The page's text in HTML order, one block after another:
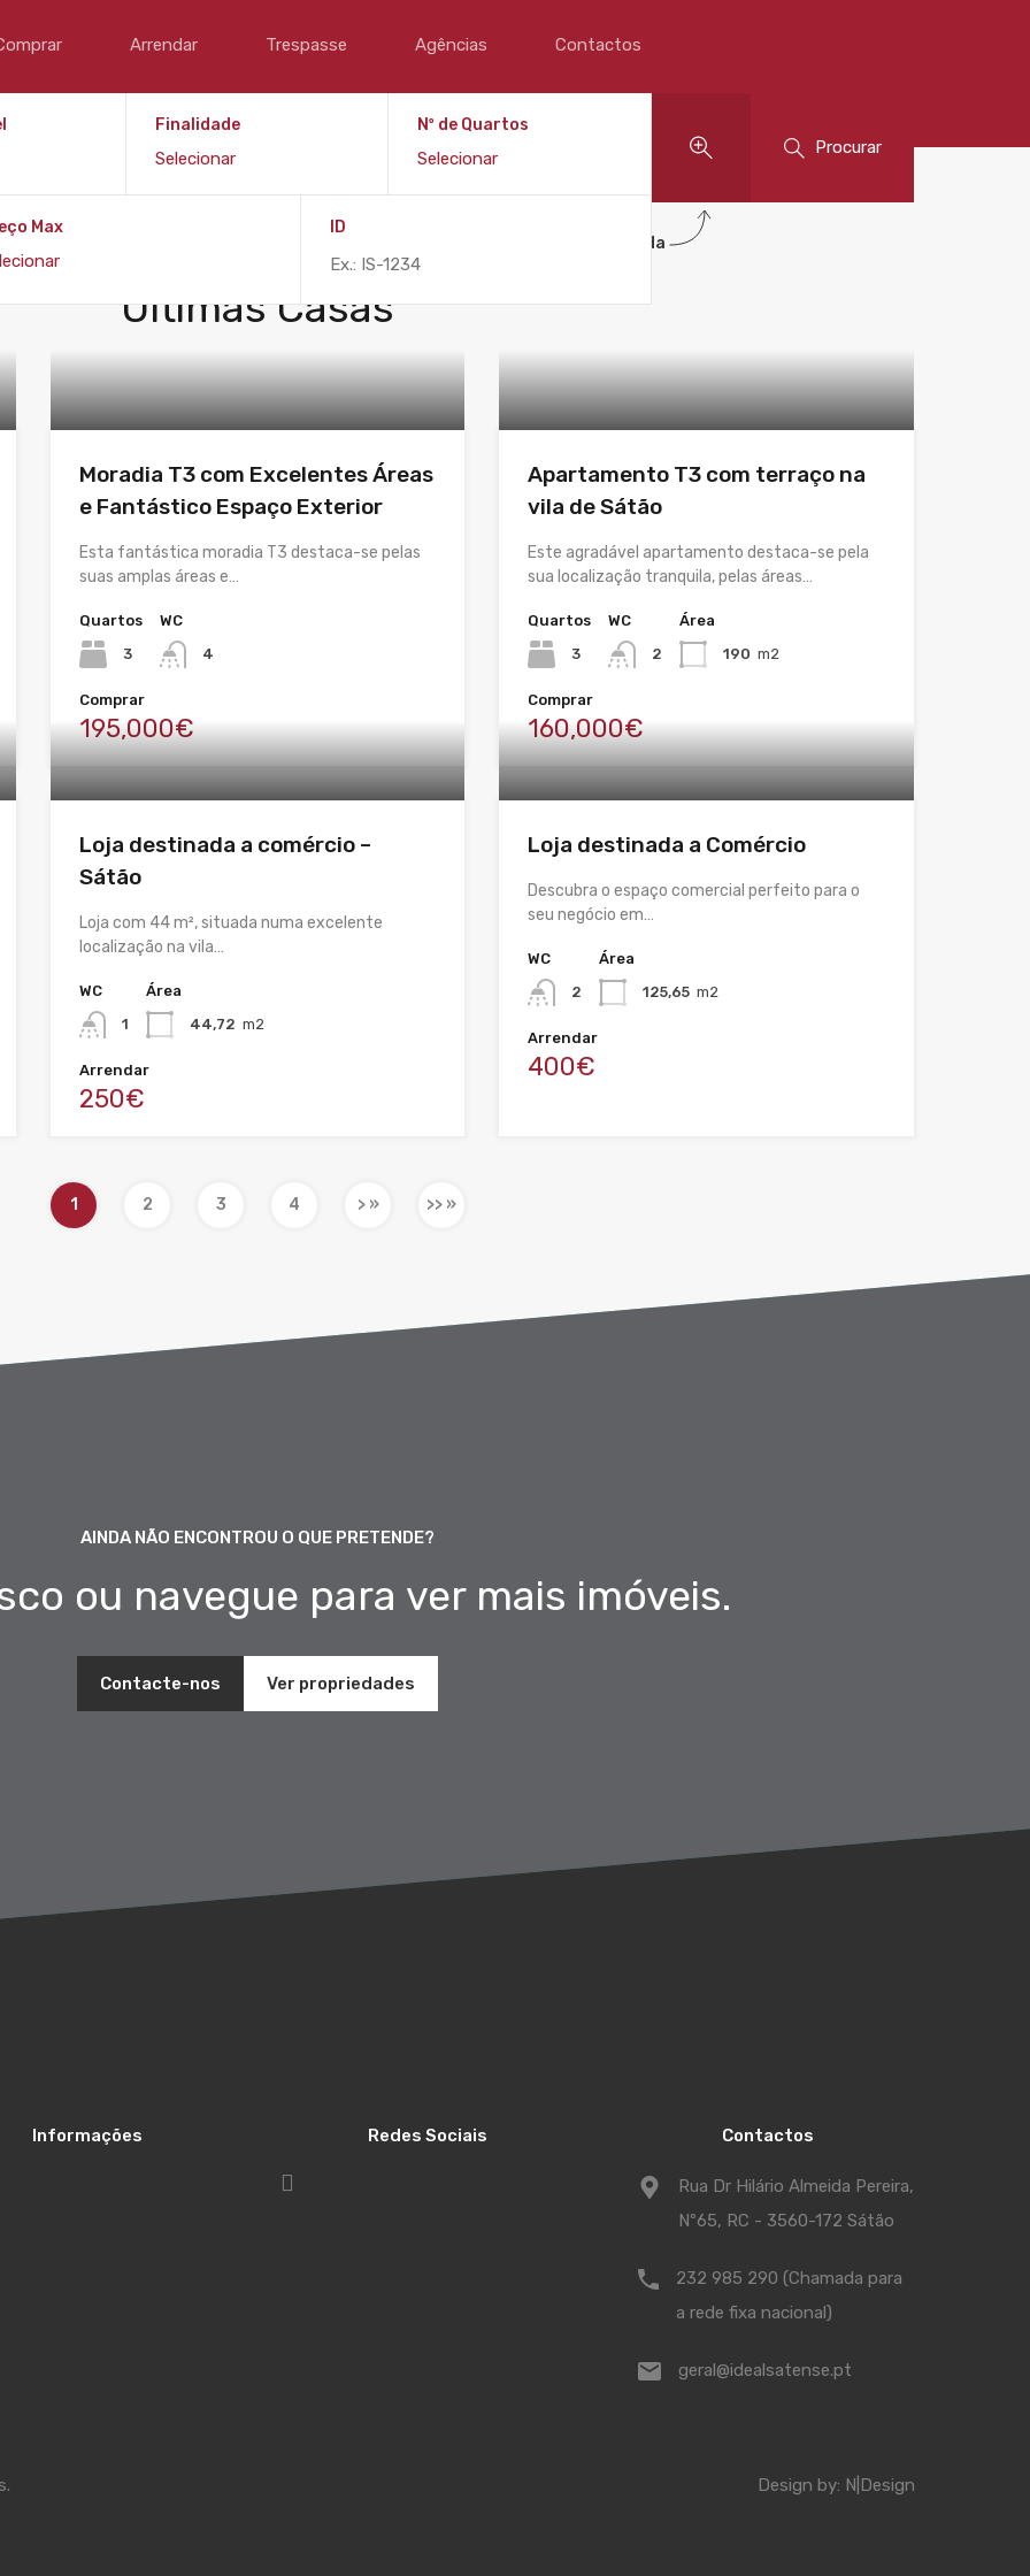
Arrendar Trespasse Agências Contactos
Finalidade Nº de Quartos
Max
ID
Procura Avançada
Procurar
Últimas Casas
Moradia T3 com Excelentes Áreas
e Fantástico Espaço Exterior
Esta fantástica moradia T3 destaca-se pelas
suas amplas áreas e…
Quartos
3
WC
4
Comprar
195,000€
Apartamento T3 com terraço na
vila de Sátão
Este agradável apartamento destaca-se pela
sua localização tranquila, pelas áreas…
Quartos
3
WC
2
Área
190 m2
Comprar
160,000€
Loja destinada a comércio –
Sátão
Loja com 44 m², situada numa excelente
localização na vila…
WC
1
Área
44,72 m2
Arrendar
250€
Loja destinada a Comércio
Descubra o espaço comercial perfeito para o
seu negócio em…
WC
2
Área
125,65 m2
Arrendar
400€
1 2 3 4 > » >> »
AINDA NÃO ENCONTROU O QUE PRETENDE?
ou navegue para ver mais imóveis.
Contacte-nos Ver propriedades
Informações
Redes Sociais Contactos
Rua Dr Hilário Almeida Pereira,
Nº65, RC - 3560-172 Sátão
232 985 290 (Chamada para
a rede fixa nacional)
geral@idealsatense.pt
Design by: N|Design